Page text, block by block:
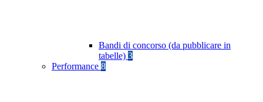
Bandi di concorso (da pubblicare in
tabelle) 3
Performance 8